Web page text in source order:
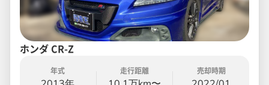
ホンダ CR-Z
年式 走行距離 売却時期